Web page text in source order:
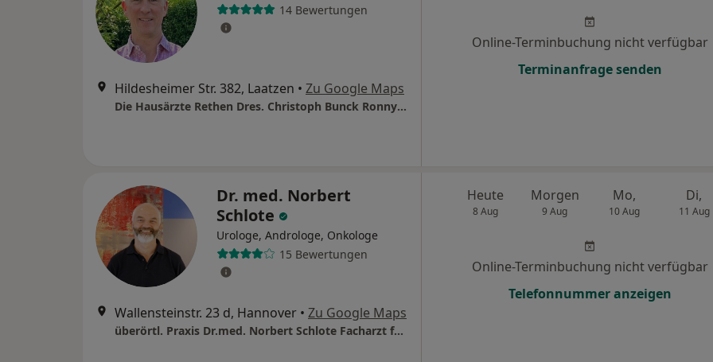
14 Bewertungen
Hildesheimer Str. 382, Laatzen • Zu Google Maps
Die Hausärzte Rethen Dres. Christoph Bunck Ronny Casneuf Thomas Rybicki u.w.
Online-Terminbuchung nicht verfügbar
Terminanfrage senden
Dr. med. Norbert
Schlote
Urologe, Androloge, Onkologe
15 Bewertungen
Wallensteinstr. 23 d, Hannover • Zu Google Maps
überörtl. Praxis Dr.med. Norbert Schlote Facharzt für Urologie
Heute
8 Aug
Morgen
9 Aug
Mo,
10 Aug
Di,
11 Aug
Online-Terminbuchung nicht verfügbar
Telefonnummer anzeigen